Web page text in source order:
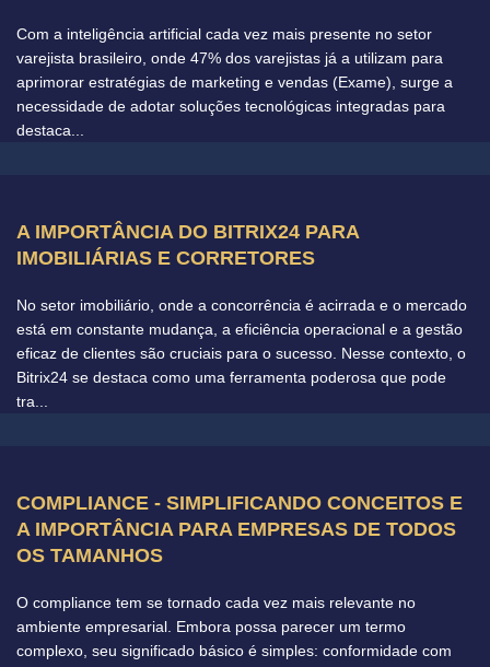
Com a inteligência artificial cada vez mais presente no setor
varejista brasileiro, onde 47% dos varejistas já a utilizam para
aprimorar estratégias de marketing e vendas (Exame), surge a
necessidade de adotar soluções tecnológicas integradas para
destaca...
A IMPORTÂNCIA DO BITRIX24 PARA
IMOBILIÁRIAS E CORRETORES
No setor imobiliário, onde a concorrência é acirrada e o mercado
está em constante mudança, a eficiência operacional e a gestão
eficaz de clientes são cruciais para o sucesso. Nesse contexto, o
Bitrix24 se destaca como uma ferramenta poderosa que pode
tra...
COMPLIANCE - SIMPLIFICANDO CONCEITOS E
A IMPORTÂNCIA PARA EMPRESAS DE TODOS
OS TAMANHOS
O compliance tem se tornado cada vez mais relevante no
ambiente empresarial. Embora possa parecer um termo
complexo, seu significado básico é simples: conformidade com